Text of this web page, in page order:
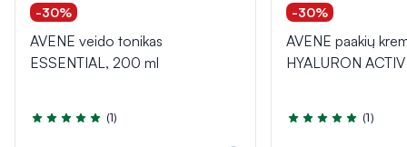
-30%
AVENE veido tonikas
ESSENTIAL, 200 ml
Įvertinimas 5.0 iš 5
(1)
-30%
AVENE paakių
HYALURON
Įvertinimas 5.0 iš 5
(1)